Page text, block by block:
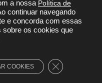
a nossa Política de
continuar navegando
e concorda com essas
sobre os cookies que
COOKIES Close GDPR